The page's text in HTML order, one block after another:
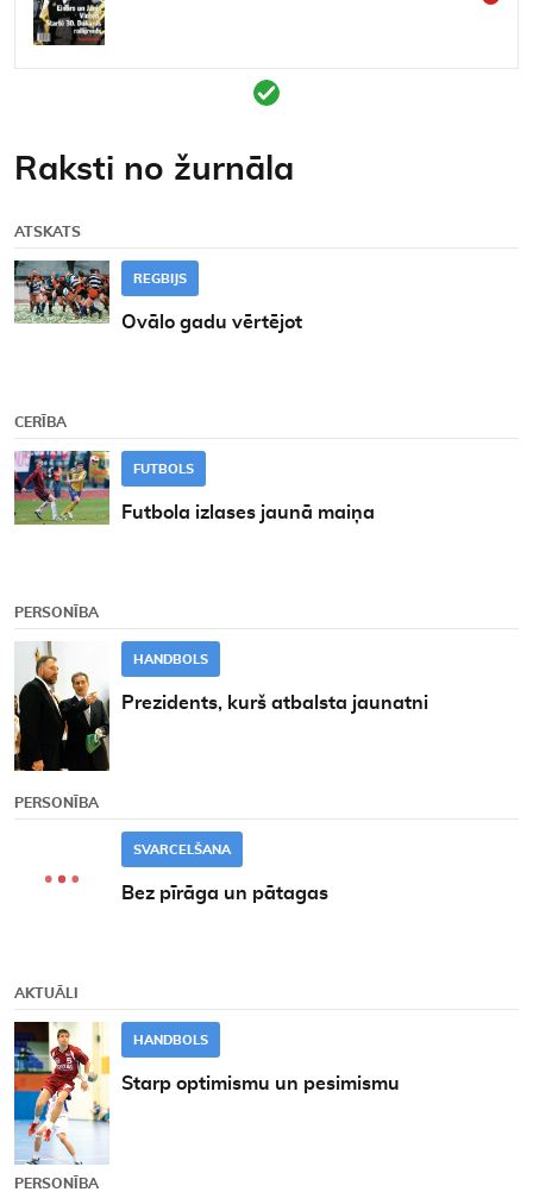
Raksti no žurnāla
ATSKATS
REGBIJS
Ovālo gadu vērtējot
CERĪBA
FUTBOLS
Futbola izlases jaunā maiņa
PERSONĪBA
HANDBOLS
Prezidents, kurš atbalsta jaunatni
PERSONĪBA
SVARCELŠANA
Bez pīrāga un pātagas
AKTUĀLI
HANDBOLS
Starp optimismu un pesimismu
PERSONĪBA